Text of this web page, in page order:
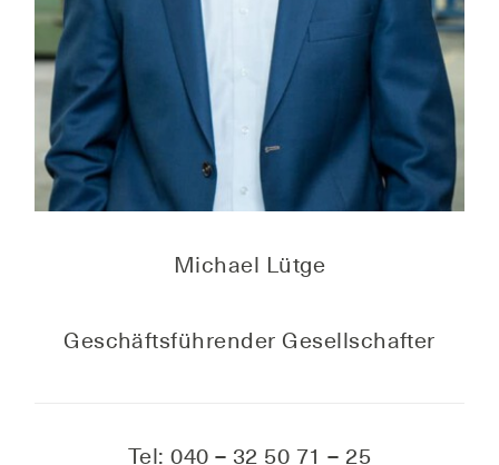
Micha­el Lütge
Geschäfts­füh­ren­der Gesellschafter
Tel: 040 – 32 50 71 – 25